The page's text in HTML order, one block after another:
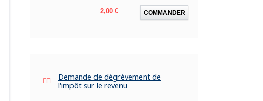
Prix
2,00 € COMMANDER
Demande de dégrèvement de
l'impôt sur le revenu